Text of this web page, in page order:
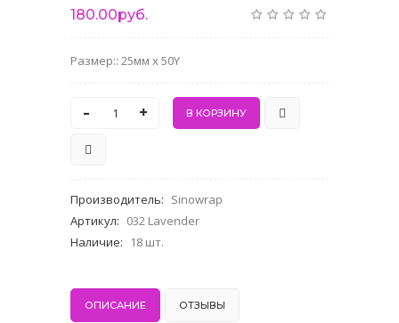
180.00руб.
Размер:: 25мм x 50Y
- +
Производитель: Sinowrap
Артикул: 032 Lavender
Наличие: 18 шт.
ОПИСАНИЕ ОТЗЫВЫ